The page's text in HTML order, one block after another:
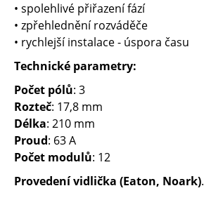
• spolehlivé přiřazení fází
• zpřehlednění rozváděče
• rychlejší instalace - úspora času
Technické parametry:
Počet pólů: 3
Rozteč: 17,8 mm
Délka: 210 mm
Proud: 63 A
Počet modulů: 12
Provedení vidlička (Eaton, Noark).